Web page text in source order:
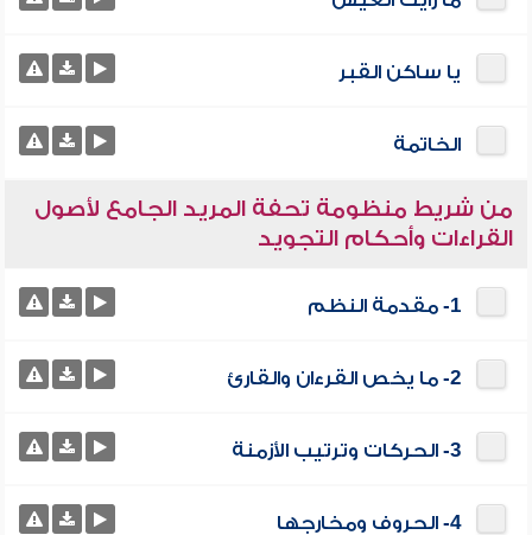
يا ساكن القبر
الخاتمة
من شريط منظومة تحفة المريد الجامع لأصول
القراءات وأحكام التجويد
1- مقدمة النظم
2- ما يخص القرءان والقارئ
3- الحركات وترتيب الأزمنة
4- الحروف ومخارجها